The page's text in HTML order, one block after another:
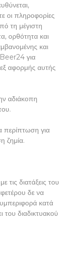
οι πληροφορίες
τη μέγιστη
ορθότητα και
και
για
αφορμής αυτής
αδιάκοπη
περίπτωση για
ζημία.
τις διατάξεις του
δε να
κατά
του διαδικτυακού